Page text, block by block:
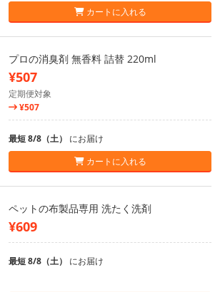
カートに入れる
プロの消臭剤 無香料 詰替 220ml
¥507
定期便対象
¥507
最短 8/8（土） にお届け
カートに入れる
ペットの布製品専用 洗たく洗剤
¥609
最短 8/8（土） にお届け